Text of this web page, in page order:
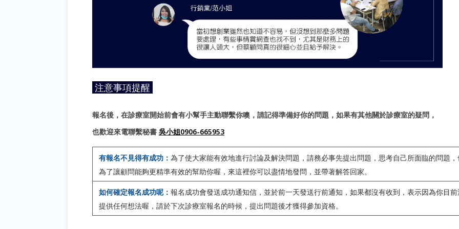
注意事項提醒
報名後，在診療室開始前會有小幫手主動聯繫你噢，請記得準備好你的問題，如果有其他關於診療室的疑問，
也歡迎來電聯繫秘書 吳小姐0906-665953
有報名不見得有成功： 為了使大家能有效地進行討論及解決問題，請務必事先提出問題，思考自己所面臨的問題，
為了讓顧問能夠更精準有效的幫助你喔，來這裡你可以盡情地發問， 並帶著解答回家。
如何確定報名成功呢： 報名成功會發送成功通知信，並於前一天發送行前通知，如果都沒有收到，表示因為你目前
提供任何想法喔，請於下次診療室報名的時候，提出問題後才獲得參加資格。